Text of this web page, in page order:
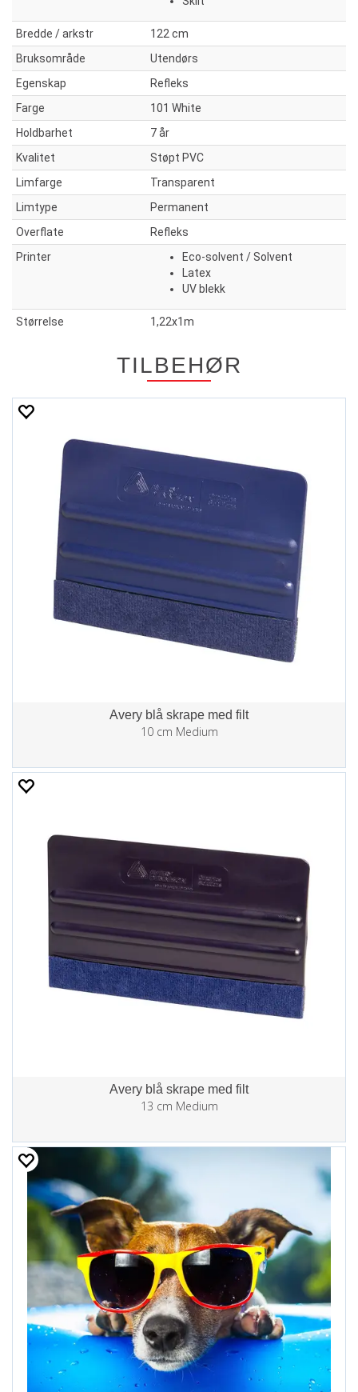
Bredde / arkstr
122 cm
Bruksområde
Utendørs
Egenskap
Refleks
Farge
101 White
Holdbarhet
7 år
Kvalitet
Støpt PVC
Limfarge
Transparent
Limtype
Permanent
Overflate
Refleks
Printer
Eco-solvent / Solvent
Latex
UV blekk
Størrelse 1,22x1m
TILBEHØR
Avery blå skrape med filt
10 cm Medium
Avery blå skrape med filt
13 cm Medium